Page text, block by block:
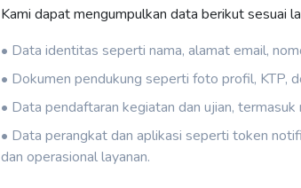
Kami dapat mengumpulkan data berikut sesuai
• Data identitas seperti nama, alamat email,
• Dokumen pendukung seperti foto profil, KTP,
• Data pendaftaran kegiatan dan ujian,
• Data perangkat dan aplikasi seperti token
dan operasional layanan.